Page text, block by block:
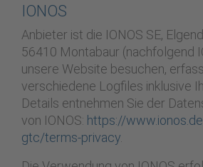
IONOS
Anbieter ist die IONOS SE,
56410 Montabaur (nachfolgend
unsere Website besuchen,
verschiedene Logfiles inklusive
Details entnehmen Sie der
von IONOS: https://
gtc/terms-privacy